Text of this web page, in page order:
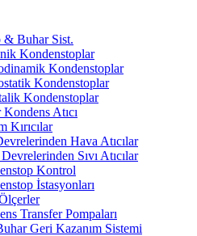
& Buhar Sist.
Kondenstoplar
Kondenstoplar
Kondenstoplar
Kondenstoplar
Kondens Atıcı
Kırıcılar
Hava Atıcılar
Sıvı Atıcılar
Kontrol
İstasyonları
Transfer Pompaları
Geri Kazanım Sistemi